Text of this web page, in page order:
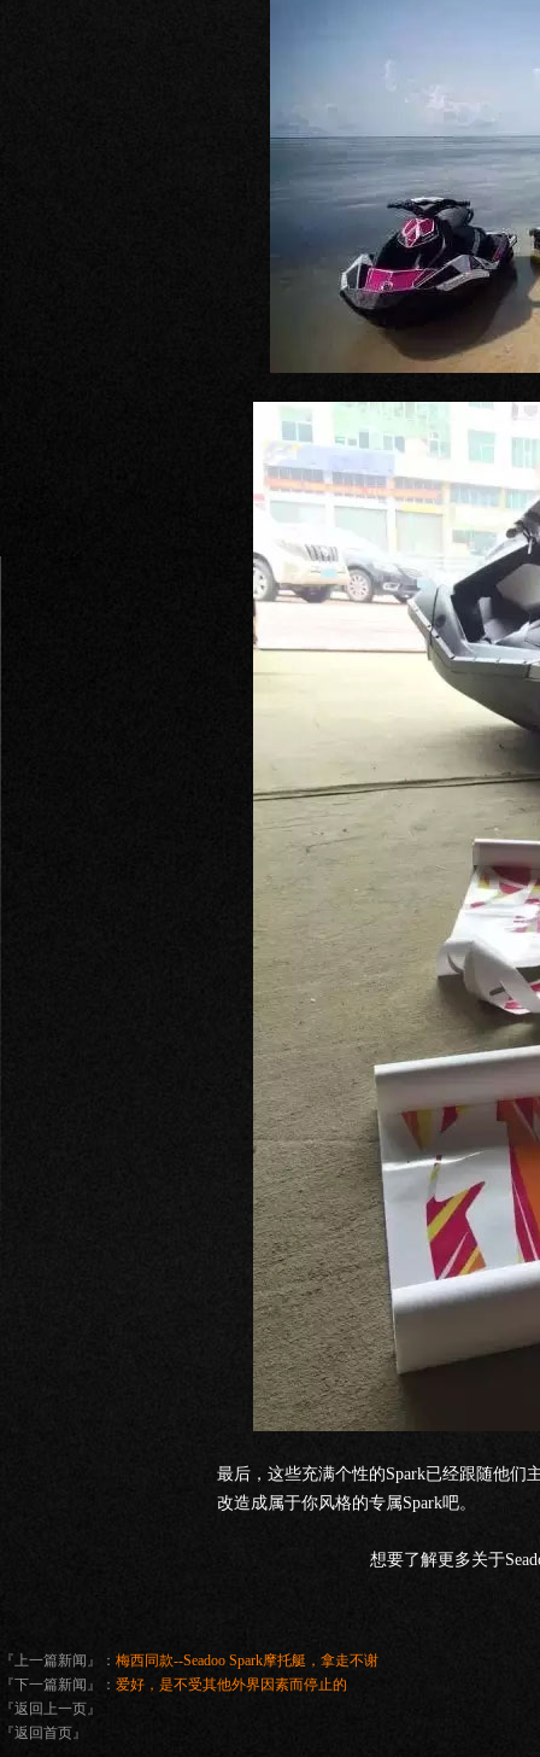
最后，这些充满个性的Spark已经跟随他们
改造成属于你风格的专属Spark吧。
想要了解更多关于
『上一篇新闻』： 梅西同款--Seadoo Spark摩托艇，拿走不谢
『下一篇新闻』： 爱好，是不受其他外界因素而停止的
『返回上一页』
『返回首页』